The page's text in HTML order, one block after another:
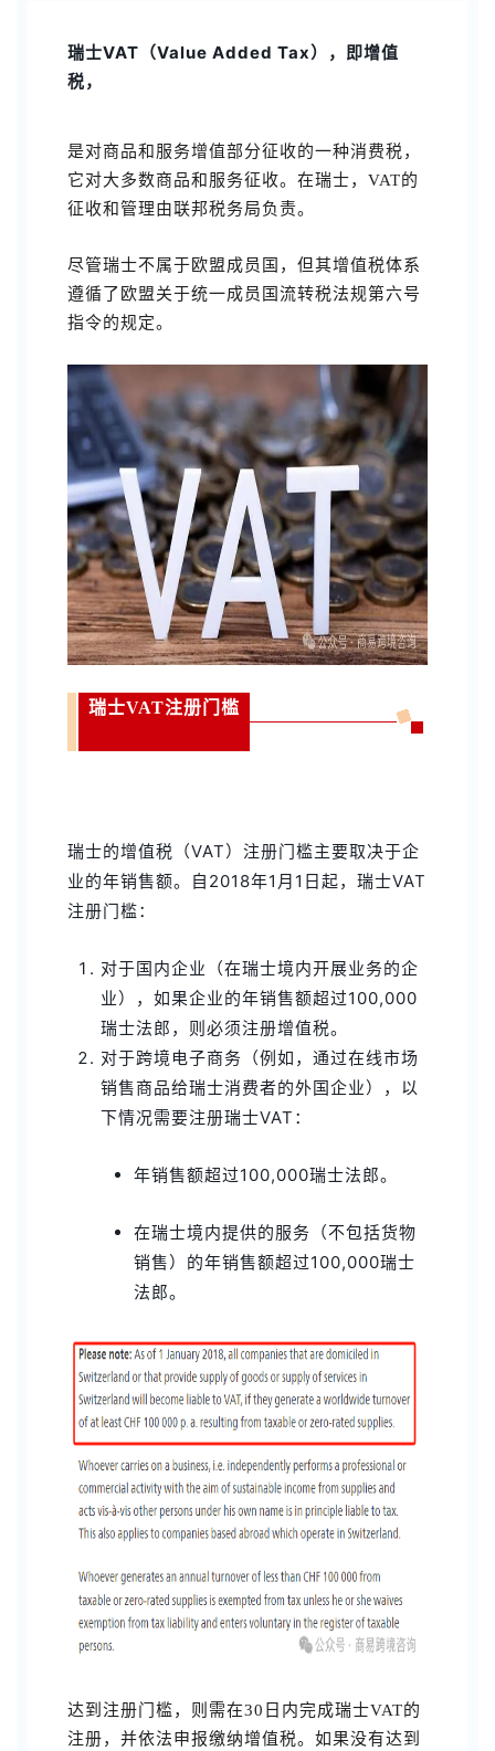
瑞士VAT（Value Added Tax）， 即增值
税，
是对商品和服务增值部分征收的一种消费税，
它对大多数商品和服务征收。在瑞士，VAT的
征收和管理由联邦税务局负责。
尽管瑞士不属于欧盟成员国，但其增值税体系
遵循了欧盟关于统一成员国流转税法规第六号
指令的规定。
瑞士VAT注册门槛
瑞士的增值税（VAT）注册门槛主要取决于企
业的年销售额。自2018年1月1日起，瑞士VAT
注册门槛：
对于国内企业（在瑞士境内开展业务的企
业），如果企业的年销售额超过100,000
瑞士法郎，则必须注册增值税。
对于跨境电子商务（例如，通过在线市场
销售商品给瑞士消费者的外国企业），以
下情况需要注册瑞士VAT：
年销售额超过100,000瑞士法郎。
在瑞士境内提供的服务（不包括货物
销售）的年销售额超过100,000瑞士
法郎。
达到注册门槛，则需在30日内完成瑞士VAT的
注册，并依法申报缴纳增值税。如果没有达到